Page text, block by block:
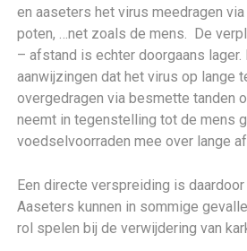
en aaseters het virus meedragen
poten, …net zoals de mens. De
– afstand is echter doorgaans lager.
aanwijzingen dat het virus op lange
overgedragen via besmette tanden
neemt in tegenstelling tot de mens
voedselvoorraden mee over lange
Een directe verspreiding is
Aaseters kunnen in sommige
rol spelen bij de verwijdering van